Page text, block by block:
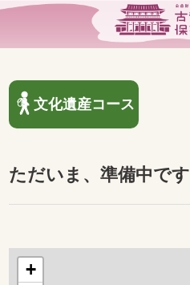
文化遺産コース
ただいま、準備中です
+